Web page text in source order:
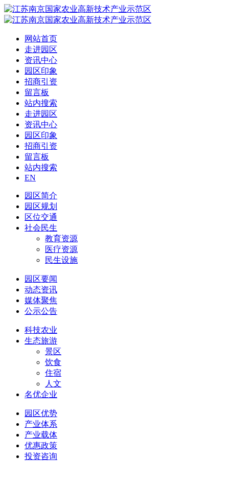
网站首页
走进园区
资讯中心
园区印象
招商引资
留言板
站内搜索
走进园区
资讯中心
园区印象
招商引资
留言板
站内搜索
EN
园区简介
园区规划
区位交通
社会民生
教育资源
医疗资源
民生设施
园区要闻
动态资讯
媒体聚焦
公示公告
科技农业
生态旅游
景区
饮食
住宿
人文
名优企业
园区优势
产业体系
产业载体
优惠政策
投资咨询